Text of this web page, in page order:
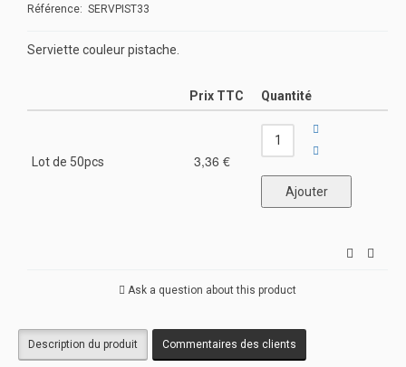
Référence: SERVPIST33
Serviette couleur pistache.
Prix TTC Quantité
Lot de 50pcs 3,36 €
Ask a question about this product
Description du produit Commentaires des clients